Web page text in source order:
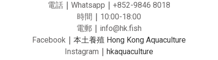
電話 ｜ Whatsapp ｜ +852-9846 8018
時間 ｜ 10:00-18:00
電郵 ｜ info@hk.fish
Facebook ｜ 本土養殖 Hong Kong Aquaculture
Instagram ｜ hkaquaculture